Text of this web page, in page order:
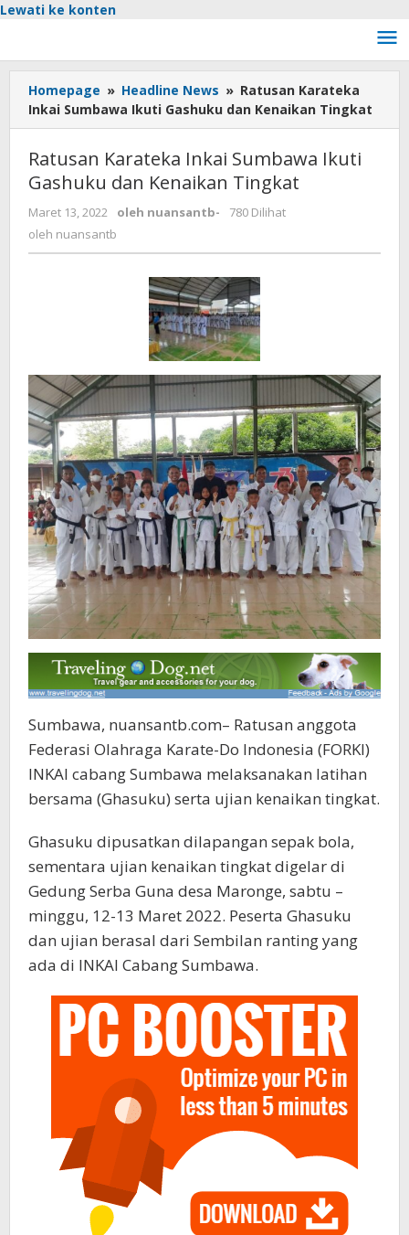
Lewati ke konten
Homepage » Headline News » Ratusan Karateka
Inkai Sumbawa Ikuti Gashuku dan Kenaikan Tingkat
Ratusan Karateka Inkai Sumbawa Ikuti
Gashuku dan Kenaikan Tingkat
Maret 13, 2022 oleh nuansantb-
780 Dilihat
oleh nuansantb
Sumbawa, nuansantb.com– Ratusan anggota
Federasi Olahraga Karate-Do Indonesia (FORKI)
INKAI cabang Sumbawa melaksanakan latihan
bersama (Ghasuku) serta ujian kenaikan tingkat.
Ghasuku dipusatkan dilapangan sepak bola,
sementara ujian kenaikan tingkat digelar di
Gedung Serba Guna desa Maronge, sabtu –
minggu, 12-13 Maret 2022. Peserta Ghasuku
dan ujian berasal dari Sembilan ranting yang
ada di INKAI Cabang Sumbawa.